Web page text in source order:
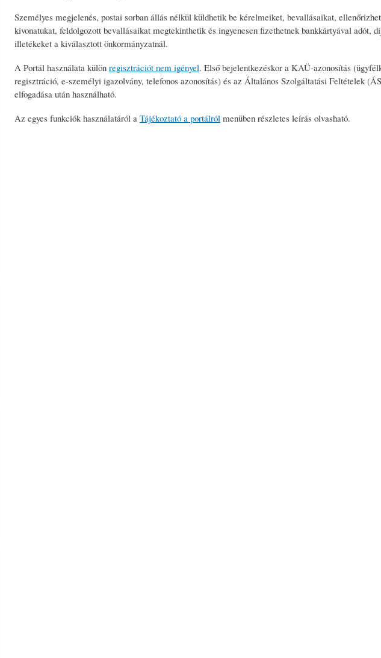
Személyes megjelenés, postai sorban állás nélkül küldhetik be kérelmeiket, bevallásaikat,
kivonatukat, feldolgozott bevallásaikat megtekinthetik és ingyenesen fizethetnek bankkártyával adót,
illetékeket a kiválasztott önkormányzatnál.
A Portál használata külön regisztrációt nem igényel. Első bejelentkezéskor a KAÜ-azonosítás
regisztráció, e-személyi igazolvány, telefonos azonosítás) és az Általános Szolgáltatási Feltételek
elfogadása után használható.
Az egyes funkciók használatáról a Tájékoztató a portálról menüben részletes leírás olvasható.